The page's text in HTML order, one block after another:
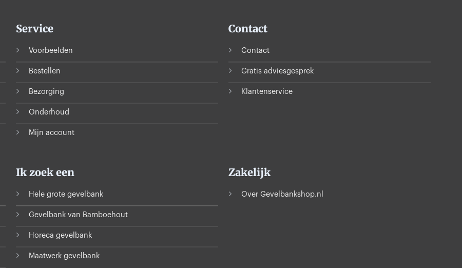
Service
Voorbeelden
Bestellen
Bezorging
Onderhoud
Mijn account
Contact
Contact
Gratis adviesgesprek
Klantenservice
Ik zoek een
Hele grote gevelbank
Gevelbank van Bamboehout
Horeca gevelbank
Maatwerk gevelbank
Zakelijk
Over Gevelbankshop.nl